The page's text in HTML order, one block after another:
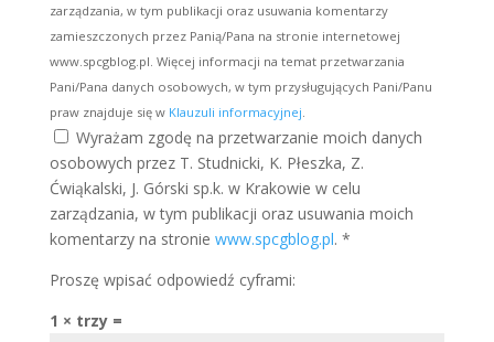
zarządzania, w tym publikacji oraz usuwania komentarzy
zamieszczonych przez Panią/Pana na stronie internetowej
www.spcgblog.pl. Więcej informacji na temat przetwarzania
Pani/Pana danych osobowych, w tym przysługujących Pani/Panu
praw znajduje się w Klauzuli informacyjnej.
Wyrażam zgodę na przetwarzanie moich danych
osobowych przez T. Studnicki, K. Płeszka, Z.
Ćwiąkalski, J. Górski sp.k. w Krakowie w celu
zarządzania, w tym publikacji oraz usuwania moich
komentarzy na stronie www.spcgblog.pl. *
Proszę wpisać odpowiedź cyframi:
1 × trzy =